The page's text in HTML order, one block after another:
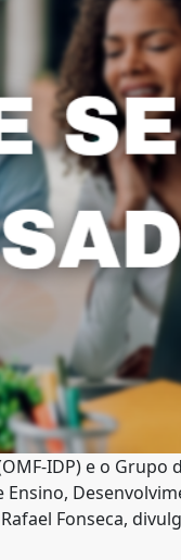
IDP) e o Grupo
Fonseca,